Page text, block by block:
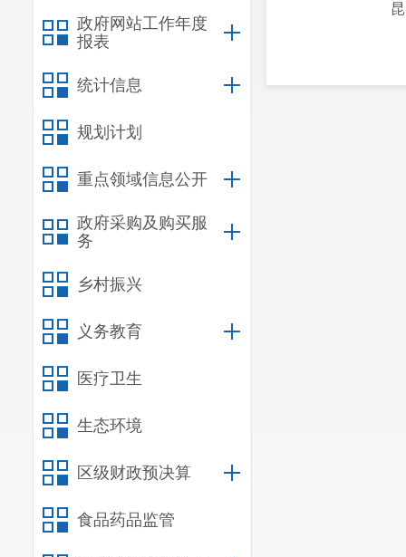
政府网站工作年度
报表
统计信息
规划计划
重点领域信息公开
政府采购及购买服
务
乡村振兴
义务教育
医疗卫生
生态环境
区级财政预决算
食品药品监管